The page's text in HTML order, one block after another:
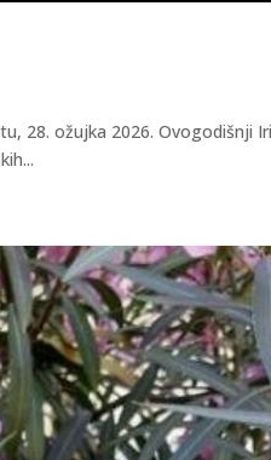
28. ožujka 2026. Ovogodišnji